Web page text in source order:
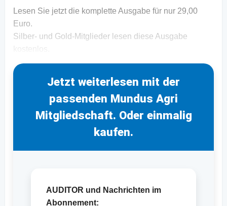
Lesen Sie jetzt die komplette Ausgabe für nur 29,00
Euro.
Silber- und Gold-Mitglieder lesen diese Ausgabe
Jetzt weiterlesen mit der
passenden Mundus Agri
Mitgliedschaft. Oder einmalig
kaufen.
AUDITOR und Nachrichten im
Abonnement: